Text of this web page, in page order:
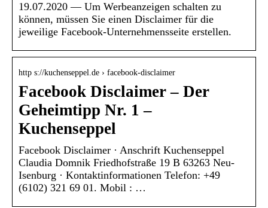
19.07.2020 — Um Werbeanzeigen schalten zu
können, müssen Sie einen Disclaimer für die
jeweilige Facebook-Unternehmensseite erstellen.
http s://kuchenseppel.de › facebook-disclaimer
Facebook Disclaimer – Der
Geheimtipp Nr. 1 –
Kuchenseppel
Facebook Disclaimer · Anschrift Kuchenseppel
Claudia Domnik Friedhofstraße 19 B 63263 Neu-
Isenburg · Kontaktinformationen Telefon: +49
(6102) 321 69 01. Mobil : …